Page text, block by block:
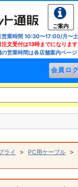
ご案内
営業時間 10:30〜17:00/月〜
注文受付は13時までになります
の営業時間は各店舗案内ペー
ライ > PC用ケーブル >